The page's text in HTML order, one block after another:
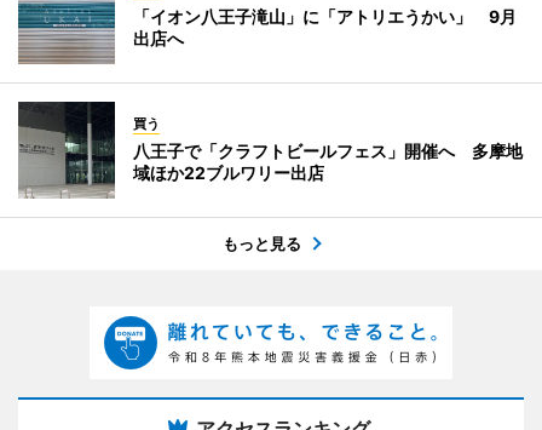
「イオン八王子滝山」に「アトリエうかい」 9月
出店へ
買う
八王子で「クラフトビールフェス」開催へ 多摩地
域ほか22ブルワリー出店
もっと見る